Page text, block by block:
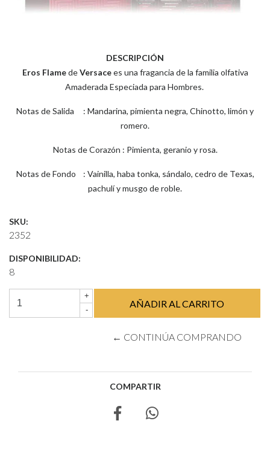
DESCRIPCIÓN
Eros FlamedeVersacees una fragancia de la familia olfativa
Amaderada Especiada para Hombres.
Notas de Salida : Mandarina, pimienta negra, Chinotto, limón y
romero.
Notas de Corazón : Pimienta, geranio y rosa.
Notas de Fondo : Vainilla, haba tonka, sándalo, cedro de Texas,
pachulí y musgo de roble.
SKU:
2352
DISPONIBILIDAD:
8
+
-
← CONTINÚA COMPRANDO
COMPARTIR